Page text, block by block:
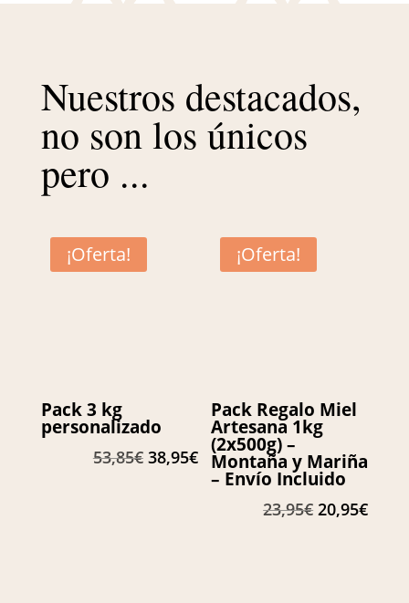
Nuestros destacados,
no son los únicos
pero ...
¡Oferta!
Pack 3 kg
personalizado
53,85€ El
38,95€El
precio
¡Oferta!
Pack Regalo Miel
Artesana 1kg
(2x500g) –
Montaña y Mariña
– Envío Incluido
23,95€ El
20,95€El